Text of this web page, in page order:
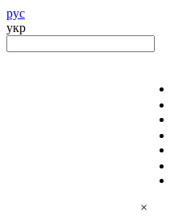
рус
укр
×